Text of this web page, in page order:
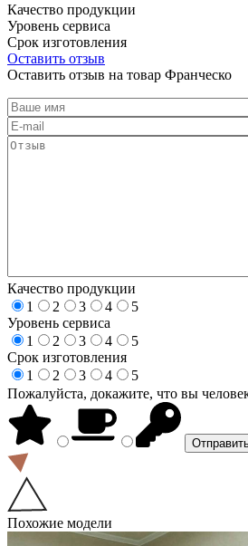
Качество продукции
Уровень сервиса
Срок изготовления
Оставить отзыв
Оставить отзыв на товар Франческо
Качество продукции
1
2 3 4
5
Уровень сервиса
1
2 3 4
5
Срок изготовления
1
2 3 4
5
Пожалуйста, докажите, что вы
Похожие модели